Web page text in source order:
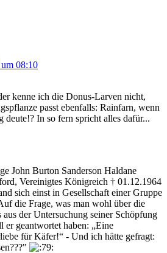
08:10
kenne ich die Donus-Larven nicht,
passt ebenfalls: Rainfarn, wenn
deute!? In so fern spricht alles dafür...
John Burton Sanderson Haldane
Vereinigtes Königreich † 01.12.1964
sich einst in Gesellschaft einer Gruppe
die Frage, was man wohl über die
aus der Untersuchung seiner Schöpfung
er geantwortet haben: „Eine
für Käfer!“ - Und ich hätte gefragt: